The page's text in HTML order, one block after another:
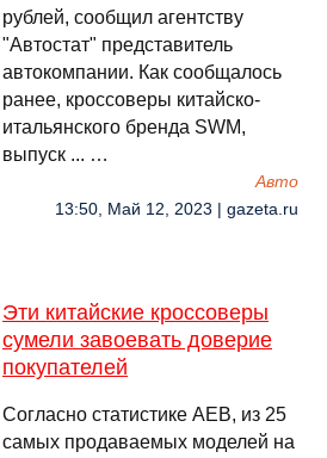
рублей, сообщил агентству
"Автостат" представитель
автокомпании. Как сообщалось
ранее, кроссоверы китайско-
итальянского бренда SWM,
выпуск ... …
Авто
13:50, Май 12, 2023 | gazeta.ru
Эти китайские кроссоверы
сумели завоевать доверие
покупателей
Согласно статистике AEB, из 25
самых продаваемых моделей на